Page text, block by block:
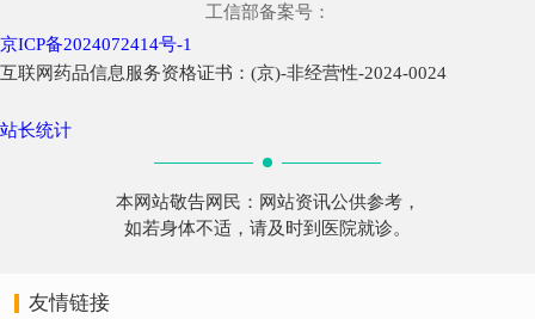
工信部备案号：
京ICP备2024072414号-1
互联网药品信息服务资格证书：(京)-非经营性-2024-0024
站长统计
本网站敬告网民：网站资讯公供参考，
如若身体不适，请及时到医院就诊。
友情链接